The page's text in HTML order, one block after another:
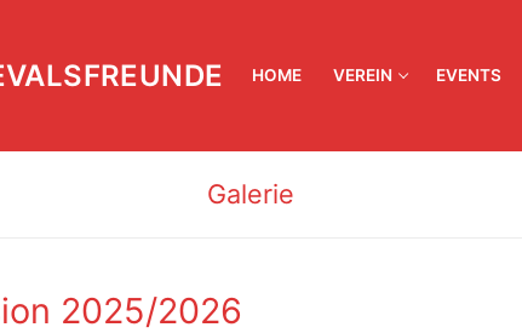
HOME VEREIN EVENTS
Galerie
2025/2026